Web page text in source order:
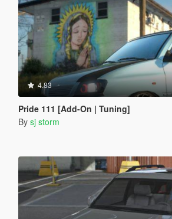
4.83
Pride 111 [Add-On | Tuning]
By sj storm